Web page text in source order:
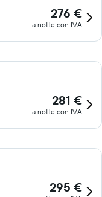
276 €
a notte con IVA
281 €
a notte con IVA
295 €